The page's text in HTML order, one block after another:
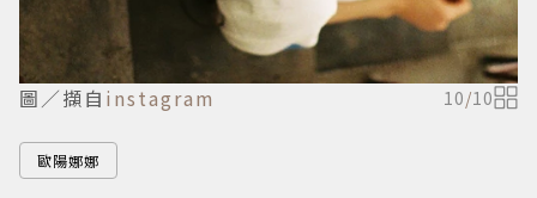
圖／擷自 instagram 10/10
歐陽娜娜